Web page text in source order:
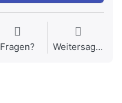
Fragen? Weitersagen